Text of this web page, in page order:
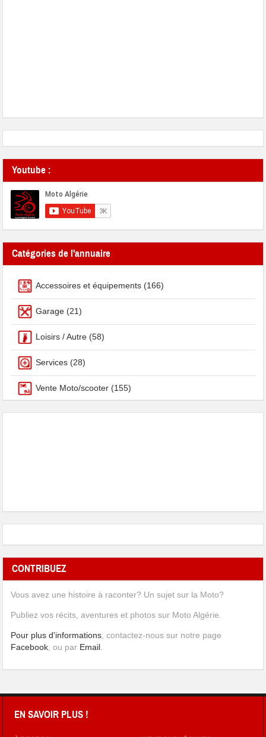
Youtube :
Catégories de l'annuaire
Accessoires et équipements (166)
Garage (21)
Loisirs / Autre (58)
Services (28)
Vente Moto/scooter (155)
CONTRIBUEZ
Vous avez une histoire à raconter? Un sujet sur la Moto?
Publiez vos récits, aventures et photos sur Moto Algérie.
Pour plus d'informations , contactez-nous sur notre page
Facebook , ou par Email
EN SAVOIR PLUS !